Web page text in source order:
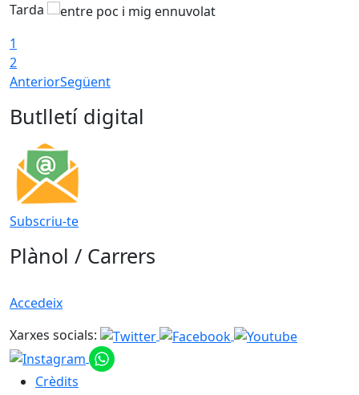
Tarda
1
2
AnteriorSegüent
Butlletí digital
Subscriu-te
Plànol / Carrers
Accedeix
Xarxes socials:
Crèdits